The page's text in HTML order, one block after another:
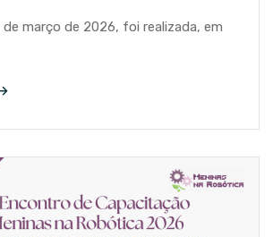
de março de 2026, foi realizada, em